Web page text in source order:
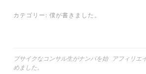
カテゴリー: 僕が書きました。
投
ブサイクなコンサル生がナンパを始
めました。
アフィリエ